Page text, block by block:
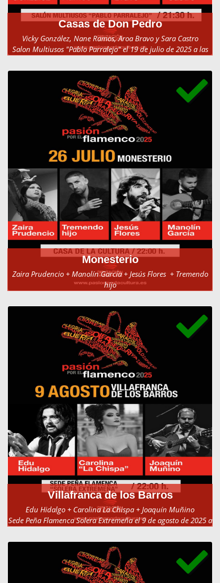
Casas de Don Pedro
Vicky González, Nane Ramos, Aroa Bravo y Sara Castro
Salon Multiusos "Pablo Parralejo" el 19 de julio de 2025 a las
Monesterio
Zaira Prudencio + Manolín García + Jesús Flores + Tremendo
hijo
Villafranca de los Barros
Edu Hidalgo + Carolina La Chispa + Joaquín Muñino
Sede Peña Flamenca Solera Extremeña el 9 de agosto de 2025 a